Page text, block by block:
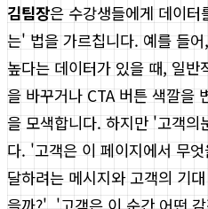
김팀장은 수강생들에게 데이
는' 법을 가르칩니다. 예를 들
높다는 데이터가 있을 때, 일반
을 바꾸거나 CTA 버튼 색깔을
을 모색합니다. 하지만 '고객의
다. '고객은 이 페이지에서 무
달하려는 메시지와 고객의 기